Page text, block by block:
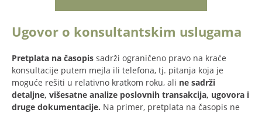
Ugovor o konsultantskim uslugama
Pretplata na časopis sadrži ograničeno pravo na kraće
konsultacije putem mejla ili telefona, tj. pitanja koja je
moguće rešiti u relativno kratkom roku, ali ne sadrži
detaljne, višesatne analize poslovnih transakcija, ugovora i
druge dokumentacije. Na primer, pretplata na časopis ne